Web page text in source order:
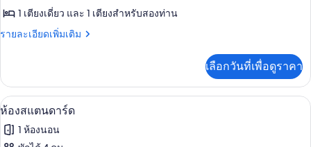
ของ
ห้อง
เรีย
1 เตียงเดี่ยว และ 1 เตียงสำหรับสองท่าน
รายละเอียดเพิ่มเติม
ราย
เกี่ยว
กับ
ห้อง
พี
เลือกวันที่เพื่อดูราคา
เปิด
ภาพถ่าย
มินิบาร์, ตู้นิรภัยในห้องพัก, โต๊ะทำงาน,
8
ห้องสแตนดาร์ด
1 ห้องนอน